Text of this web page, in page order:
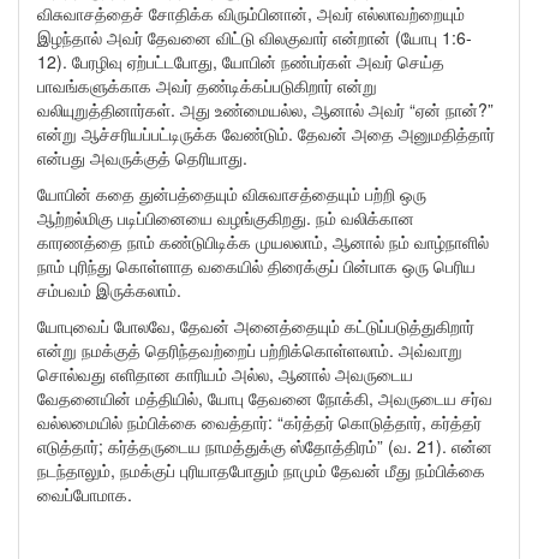
விசுவாசத்தைச் சோதிக்க விரும்பினான், அவர் எல்லாவற்றையும்
இழந்தால் அவர் தேவனை விட்டு விலகுவார் என்றான் (யோபு 1:6-
12). பேரழிவு ஏற்பட்டபோது, யோபின் நண்பர்கள் அவர் செய்த
பாவங்களுக்காக அவர் தண்டிக்கப்படுகிறார் என்று
வலியுறுத்தினார்கள். அது உண்மையல்ல, ஆனால் அவர் “ஏன் நான்?”
என்று ஆச்சரியப்பட்டிருக்க வேண்டும். தேவன் அதை அனுமதித்தார்
என்பது அவருக்குத் தெரியாது.
யோபின் கதை துன்பத்தையும் விசுவாசத்தையும் பற்றி ஒரு
ஆற்றல்மிகு படிப்பினையை வழங்குகிறது. நம் வலிக்கான
காரணத்தை நாம் கண்டுபிடிக்க முயலலாம், ஆனால் நம் வாழ்நாளில்
நாம் புரிந்து கொள்ளாத வகையில் திரைக்குப் பின்பாக ஒரு பெரிய
சம்பவம் இருக்கலாம்.
யோபுவைப் போலவே, தேவன் அனைத்தையும் கட்டுப்படுத்துகிறார்
என்று நமக்குத் தெரிந்தவற்றைப் பற்றிக்கொள்ளலாம். அவ்வாறு
சொல்வது எளிதான காரியம் அல்ல, ஆனால் அவருடைய
வேதனையின் மத்தியில், யோபு தேவனை நோக்கி, அவருடைய சர்வ
வல்லமையில் நம்பிக்கை வைத்தார்: “கர்த்தர் கொடுத்தார், கர்த்தர்
எடுத்தார்; கர்த்தருடைய நாமத்துக்கு ஸ்தோத்திரம்” (வ. 21). என்ன
நடந்தாலும், நமக்குப் புரியாதபோதும் நாமும் தேவன் மீது நம்பிக்கை
வைப்போமாக.